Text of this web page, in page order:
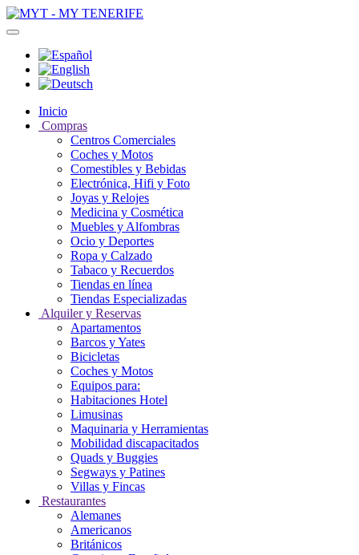
Inicio
Compras
Centros Comerciales
Coches y Motos
Comestibles y Bebidas
Electrónica, Hifi y Foto
Joyas y Relojes
Medicina y Cosmética
Muebles y Alfombras
Ocio y Deportes
Ropa y Calzado
Tabaco y Recuerdos
Tiendas en línea
Tiendas Especializadas
Alquiler y Reservas
Apartamentos
Barcos y Yates
Bicicletas
Coches y Motos
Equipos para:
Habitaciones Hotel
Limusinas
Maquinaria y Herramientas
Mobilidad discapacitados
Quads y Buggies
Segways y Patines
Villas y Fincas
Restaurantes
Alemanes
Americanos
Británicos